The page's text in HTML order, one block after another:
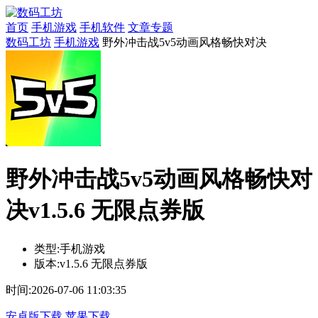
首页 手机游戏 手机软件 文章专题
数码工坊 手机游戏 野外冲击战5v5动画风格畅快对决
野外冲击战5v5动画风格畅快对
决v1.5.6 无限点券版
类型:手机游戏
版本:v1.5.6 无限点券版
时间:2026-07-06 11:03:35